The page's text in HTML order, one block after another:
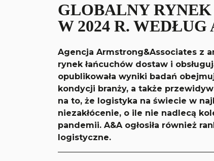
GLOBALNY
W 2024 R.
Agencja Armstrong&Associates z
rynek łańcuchów dostaw i
opublikowała wyniki badań
kondycji branży, a także
na to, że logistyka na świecie w
niezakłócenie, o ile nie nadlecą
pandemii. A&A ogłosiła również
logistyczne.